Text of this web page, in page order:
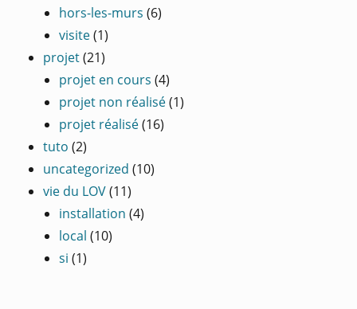
hors-les-murs (6)
visite(1)
projet(21)
projet en cours (4)
projet non réalisé(1)
projet réalisé(16)
tuto (2)
uncategorized (10)
vie du LOV(11)
installation (4)
local (10)
si (1)